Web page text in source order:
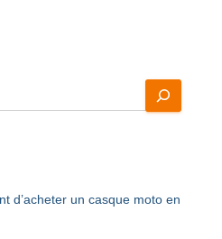
d’acheter un casque moto en